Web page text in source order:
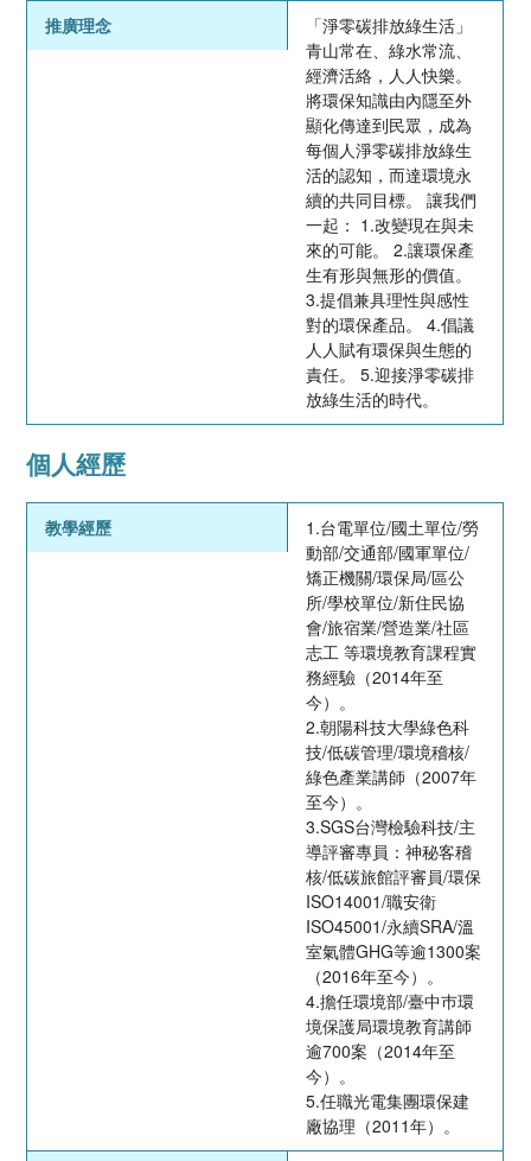
推廣理念
「淨零碳排放綠生活」
青山常在、綠水常流、
經濟活絡，人人快樂。
將環保知識由內隱至外
顯化傳達到民眾，成為
每個人淨零碳排放綠生
活的認知，而達環境永
續的共同目標。 讓我們
一起： 1.改變現在與未
來的可能。 2.讓環保產
生有形與無形的價值。
3.提倡兼具理性與感性
對的環保產品。 4.倡議
人人賦有環保與生態的
責任。 5.迎接淨零碳排
放綠生活的時代。
個人經歷
教學經歷
1.台電單位/國土單位/勞
動部/交通部/國軍單位/
矯正機關/環保局/區公
所/學校單位/新住民協
會/旅宿業/營造業/社區
志工 等環境教育課程實
務經驗（2014年至
今）。
2.朝陽科技大學綠色科
技/低碳管理/環境稽核/
綠色產業講師（2007年
至今）。
3.SGS台灣檢驗科技/主
導評審專員：神秘客稽
核/低碳旅館評審員/環保
ISO14001/職安衛
ISO45001/永續SRA/溫
室氣體GHG等逾1300案
（2016年至今）。
4.擔任環境部/臺中巿環
境保護局環境教育講師
逾700案（2014年至
今）。
5.任職光電集團環保建
廠協理（2011年）。